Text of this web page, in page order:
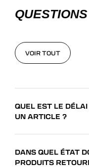
VOIR TOUT
QUEL EST LE
UN ARTICLE ?
DANS QUEL ÉTAT
PRODUITS